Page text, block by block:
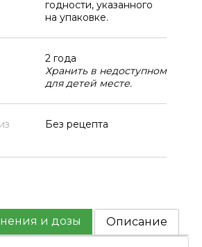
годности, указанного
на упаковке.
2 года
Хранить в недоступном
для детей месте.
Без рецепта
и дозы Описание